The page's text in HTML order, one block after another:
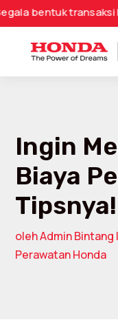
transaksi hanya
Ingin
Biaya
Tipsnya!
olehAdmin Bintang |
Perawatan Honda